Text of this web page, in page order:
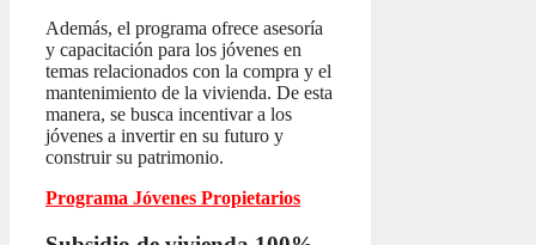
Además, el programa ofrece asesoría
y capacitación para los jóvenes en
temas relacionados con la compra y el
mantenimiento de la vivienda. De esta
manera, se busca incentivar a los
jóvenes a invertir en su futuro y
construir su patrimonio.
Programa Jóvenes Propietarios